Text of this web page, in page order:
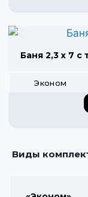
Баня 2,3 х 7 с
Эконом
Виды